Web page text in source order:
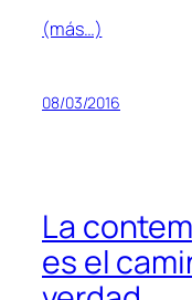
(más…)
08/03/2016
La
es el